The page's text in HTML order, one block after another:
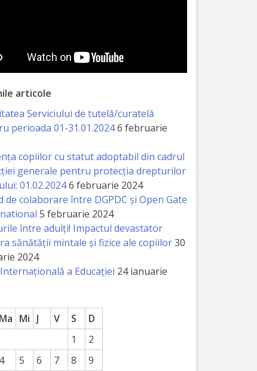
articole
Serviciului de tutelă/curatelă
perioada 01-31.01.20246 februarie
copiilor cu statut adoptabil din cadrul
generale pentru protecția drepturilor
01.02.20246 februarie 2024
de colaborare între DGPDC și Open Gate
5 februarie 2024
între adulți! Impactul devastator
sănătății mintale și fizice ale copiilor30
2024
a Educației 24 ianuarie
Ma Mi J V S
D
1
2
4 5 6 7 8
9